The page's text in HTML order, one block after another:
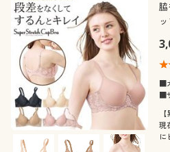
大きいサイズ 事務・制服
カタログ・チラシからのご注
デジタルカタログ
カタログ無料プレゼント
会員メニュー
こだわり条件
で絞り込む
柄・デザイン
無地
素材
ナイロン
機能・特徴
ー
■
■
現
に